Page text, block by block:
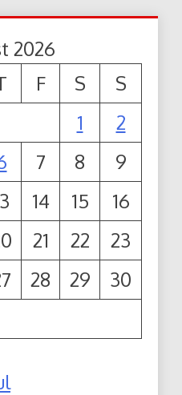
2026
F S
S
1
2
7 8
9
14 15
16
21 22
23
28 29
30